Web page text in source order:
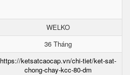
WELKO
36 Tháng
https://ketsatcaocap.vn/chi-tiet/ket-sat-
chong-chay-kcc-80-dm